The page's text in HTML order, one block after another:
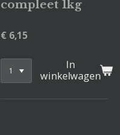
compleet 1kg
€ 6,15
In
winkelwagen